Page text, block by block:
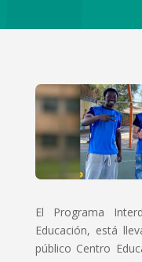
El Programa
Educación, está
público Centro